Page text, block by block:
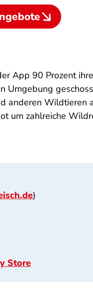
App 90 Prozent
Umgebung
anderen
um zahlreiche
)
Store